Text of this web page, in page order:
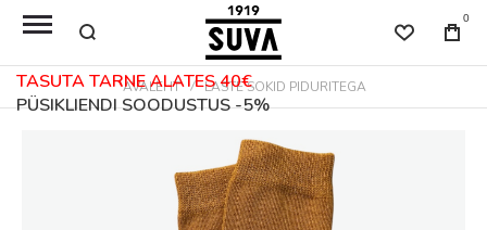
TASUTA TARNE ALATES 40€
PÜSIKLIENDI SOODUSTUS -5%
0
AVALEHT LASTE SOKID PIDURITEGA